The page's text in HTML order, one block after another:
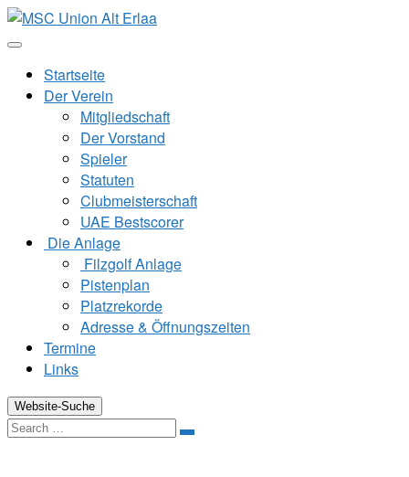
Zum
Inhalt
Startseite
Der Verein
Mitgliedschaft
Der Vorstand
Spieler
Statuten
Clubmeisterschaft
UAE Bestscorer
Die Anlage
Filzgolf Anlage
Pistenplan
Platzrekorde
Adresse & Öffnungszeiten
Termine
Links
Website-Suche
Search